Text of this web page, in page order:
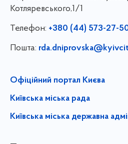
Котляревського,1/1
Телефон: +380 (44) 573-27-
Пошта:
Офіційний портал Києва
Київська міська рада
Київська міська державна